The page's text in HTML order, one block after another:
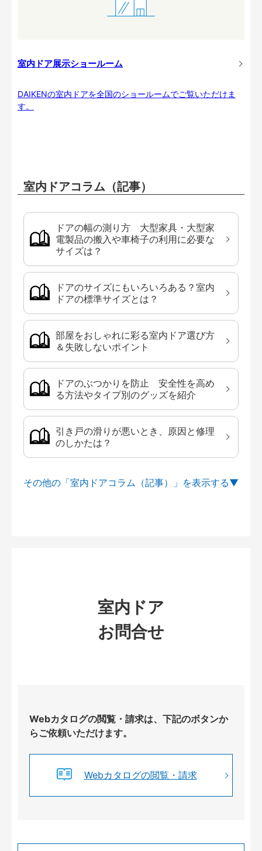
室内ドア展示ショールーム
DAIKENの室内ドアを全国のショールームでご覧いただけま
す。
室内ドアコラム（記事）
ドアの幅の測り方 大型家具・大型家
電製品の搬入や車椅子の利用に必要な
サイズは？
ドアのサイズにもいろいろある？室内
ドアの標準サイズとは？
部屋をおしゃれに彩る室内ドア選び方
＆失敗しないポイント
ドアのぶつかりを防止 安全性を高め
る方法やタイプ別のグッズを紹介
引き戸の滑りが悪いとき、原因と修理
のしかたは？
その他の「室内ドアコラム（記事）」を
室内ドア
お問合せ
Webカタログの閲覧・請求は、下記のボタンか
らご依頼いただけます。
Webカタログの閲覧・請求